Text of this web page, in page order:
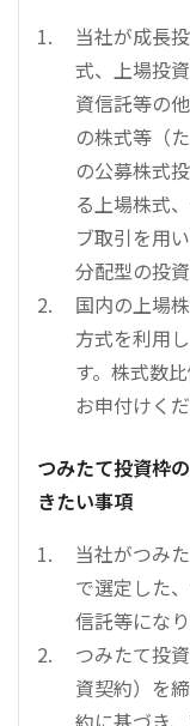
当社が成長
式、上場投
資信託等の
の株式等（
の公募株式
る上場株式
ブ取引を用
分配型の投
国内の上場
方式を利用
す。株式数
お申付けくだ
つみたて投資枠
きたい事項
当社がつみ
で選定した
信託等になり
つみたて投
資契約）を